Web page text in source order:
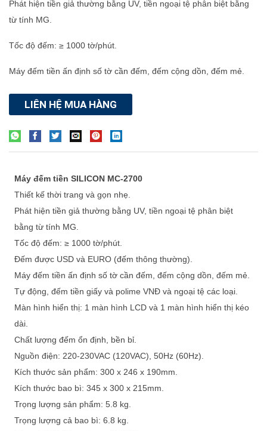
Phát hiện tiền giả thường bằng UV, tiền ngoại tệ phân biệt bằng
từ tính MG.
Tốc độ đếm: ≥ 1000 tờ/phút.
Máy đếm tiền ấn định số tờ cần đếm, đếm cộng dồn, đếm mẻ.
LIÊN HỆ MUA HÀNG
Máy đếm tiền SILICON MC-2700
Thiết kế thời trang và gọn nhẹ.
Phát hiện tiền giả thường bằng UV, tiền ngoại tệ phân biệt
bằng từ tính MG.
Tốc độ đếm: ≥ 1000 tờ/phút.
Đếm được USD và EURO (đếm thông thường).
Máy đếm tiền ấn định số tờ cần đếm, đếm cộng dồn, đếm mẻ.
Tự động, đếm tiền giấy và polime VNĐ và ngoại tệ các loại.
Màn hình hiển thị: 1 màn hình LCD và 1 màn hình hiển thị kéo
dài.
Chất lượng đếm ổn định, bền bỉ.
Nguồn điện: 220-230VAC (120VAC), 50Hz (60Hz).
Kích thước sản phẩm: 300 x 246 x 190mm.
Kích thước bao bì: 345 x 300 x 215mm.
Trọng lượng sản phẩm: 5.8 kg.
Trọng lượng cả bao bì: 6.8 kg.